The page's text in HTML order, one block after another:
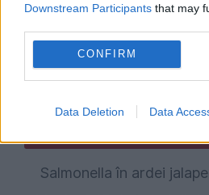
Downstream Participants that may
CONFIRM
Data Deletion Data
Salmonella în ardei